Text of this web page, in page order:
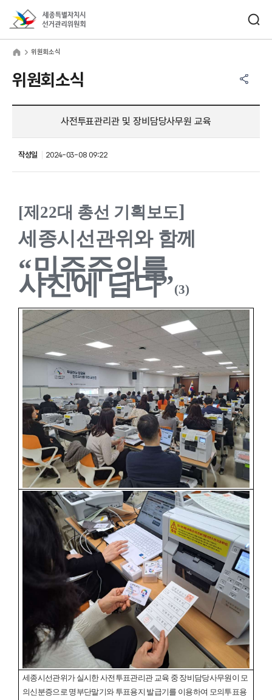
위원회소식
위원회소식
사전투표관리관 및 장비담당사무원 교육
작성일 2024-03-08 09:22
[제 22대 총선 기획보도]
세종시선관위와 함께
“민주주의를
사진에 담다”(3)
세종시선관위가 실시한 사전투표관리관 교육 중 장비담당사무원이 모
의신분증으로 명부단말기와 투표용지 발급기를 이용하여 모의투표용